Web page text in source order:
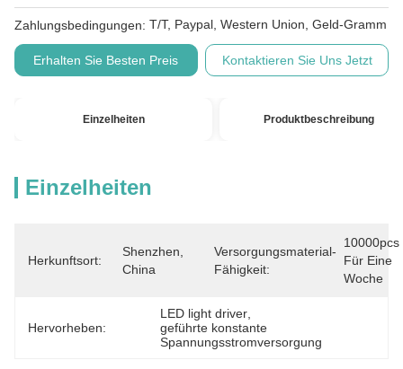
Zahlungsbedingungen: T/T, Paypal, Western Union, Geld-Gramm
Erhalten Sie Besten Preis Kontaktieren Sie Uns Jetzt
Einzelheiten Produktbeschreibung
Einzelheiten
Herkunftsort:
Shenzhen,
China
Versorgungsmaterial-
Fähigkeit:
10000pcs
Für Eine
Woche
Hervorheben:
LED light driver
geführte konstante
Spannungsstromversorgung